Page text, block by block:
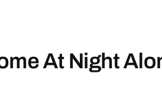
At Night